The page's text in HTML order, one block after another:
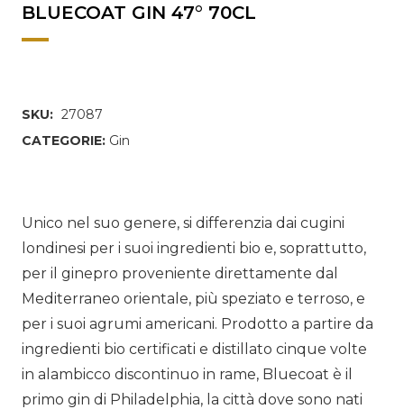
BLUECOAT GIN 47° 70CL
SKU: 27087
CATEGORIE: Gin
Unico nel suo genere, si differenzia dai cugini
londinesi per i suoi ingredienti bio e, soprattutto,
per il ginepro proveniente direttamente dal
Mediterraneo orientale, più speziato e terroso, e
per i suoi agrumi americani. Prodotto a partire da
ingredienti bio certificati e distillato cinque volte
in alambicco discontinuo in rame, Bluecoat è il
primo gin di Philadelphia, la città dove sono nati